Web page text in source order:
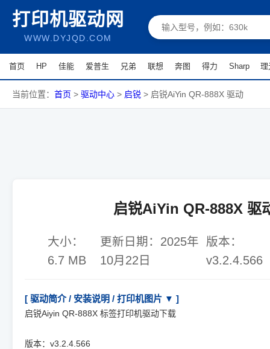
打印机驱动网
WWW.DYJQD.COM
首页 HP 佳能 爱普生 兄弟 联想 奔图 得力 Sharp 理
当前位置： 首页 > 驱动中心 > 启锐 > 启锐AiYin QR-888X 驱动
启锐AiYin QR-888X 驱
大小：
6.7 MB
更新日期： 2025年
10月22日
版本：
v3.2.4.566
[ 驱动简介 / 安装说明 / 打印机图片 ▼ ]
启锐Aiyin QR-888X 标签打印机驱动下载
版本：v3.2.4.566